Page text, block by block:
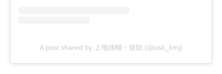
A post shared by 上地雄輔・遊助 (@usk_kmj)